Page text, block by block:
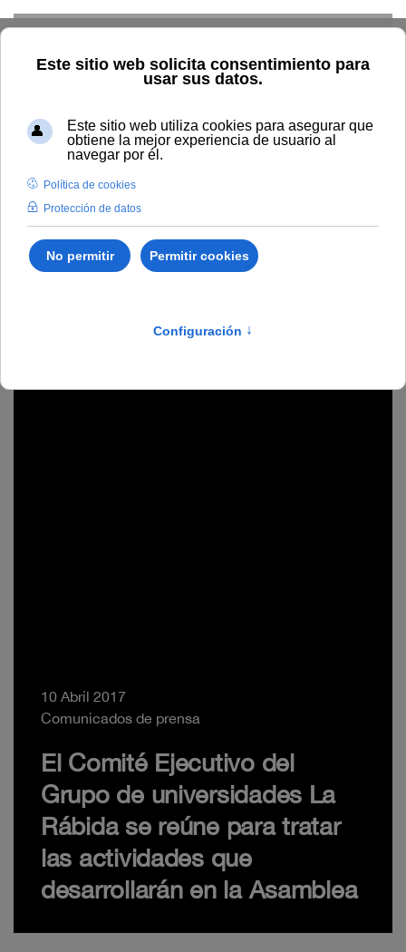
10 Abril 2017
Comunicados de prensa
El Comité Ejecutivo del
Grupo de universidades La
Rábida se reúne para tratar
las actividades que
desarrollarán en la Asamblea